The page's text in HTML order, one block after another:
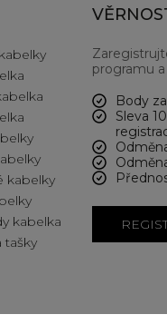
kabelky
kabelka
tašky
programu
Body
Sleva